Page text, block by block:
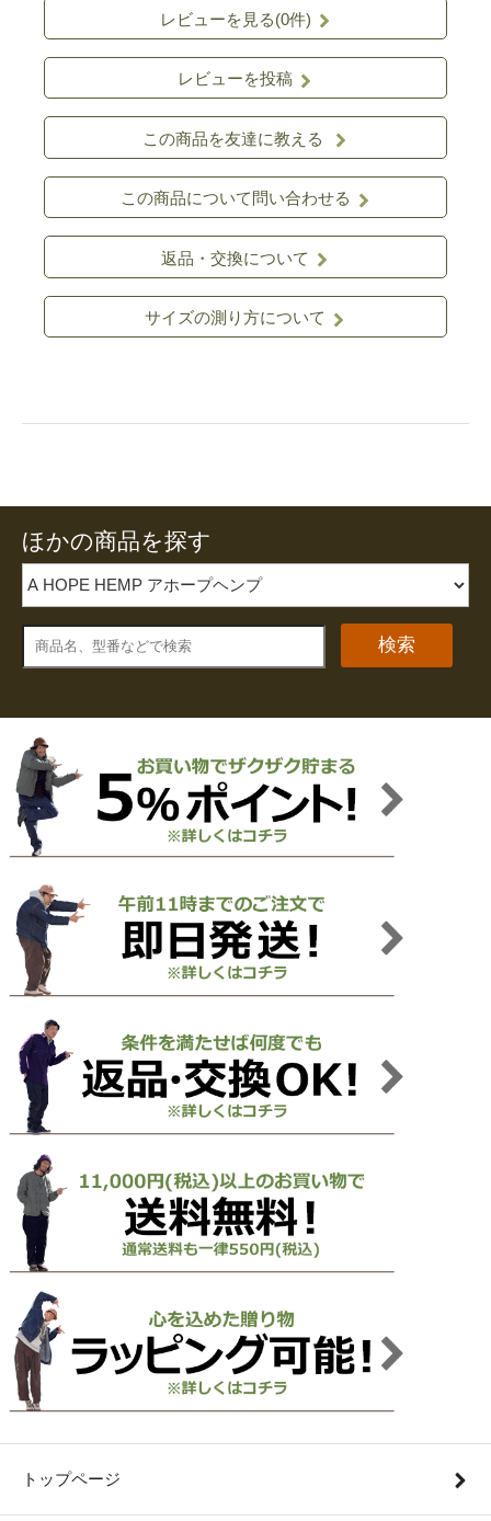
レビューを見る(0件)
レビューを投稿
この商品を友達に教える
この商品について問い合わせる
返品・交換について
サイズの測り方について
ほかの商品を探す
検索
トップページ